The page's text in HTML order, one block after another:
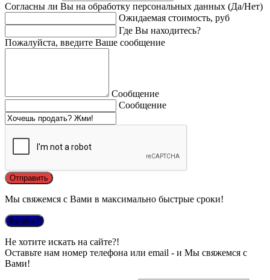
Согласны ли Вы на обработку персональных данных (Да/Нет)
Ожидаемая стоимость, руб
Где Вы находитесь?
Пожалуйста, введите Ваше сообщение
Сообщение
Сообщение
Мы свяжемся с Вами в максимально быстрые сроки!
Купить?
Не хотите искать на сайте?!
Оставьте нам номер телефона или email - и Мы свяжемся с
Вами!